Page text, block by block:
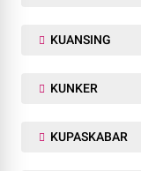
KUANSING
KUNKER
KUPASKABAR